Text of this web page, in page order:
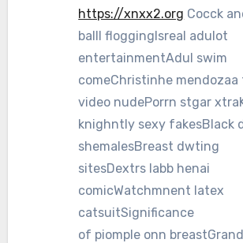
https://xnxx2.org Cocck
balll floggingIsreal adulot
entertainmentAdul swim
comeChristinhe mendozaa
video nudePorrn stgar
knighntly sexy fakesBlack
shemalesBreast dwting
sitesDextrs labb henai
comicWatchmnent latex
catsuitSignificance
of piomple onn